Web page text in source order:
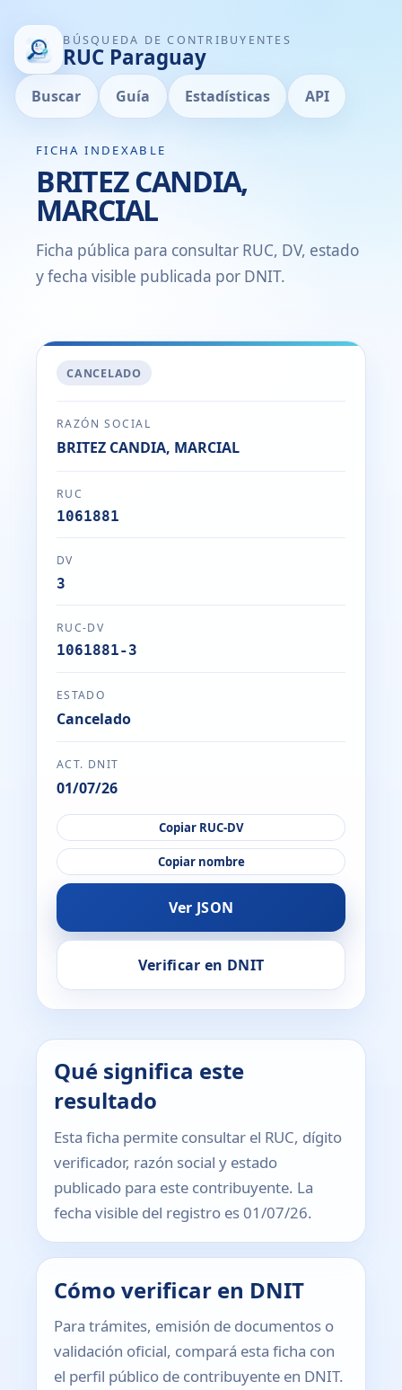
BÚSQUEDA DE CONTRIBUYENTES
RUC Paraguay
Buscar Guía Estadísticas API
FICHA INDEXABLE
BRITEZ CANDIA,
MARCIAL
Ficha pública para consultar RUC, DV, estado
y fecha visible publicada por DNIT.
CANCELADO
RAZÓN SOCIAL
BRITEZ CANDIA, MARCIAL
RUC
1061881
DV
3
RUC-DV
1061881-3
ESTADO
Cancelado
ACT. DNIT
01/07/26
Copiar RUC-DV
Copiar nombre
Ver JSON
Verificar en DNIT
Qué significa este
resultado
Esta ficha permite consultar el RUC, dígito
verificador, razón social y estado
publicado para este contribuyente. La
fecha visible del registro es 01/07/26.
Cómo verificar en DNIT
Para trámites, emisión de documentos o
validación oficial, compará esta ficha con
el perfil público de contribuyente en DNIT.